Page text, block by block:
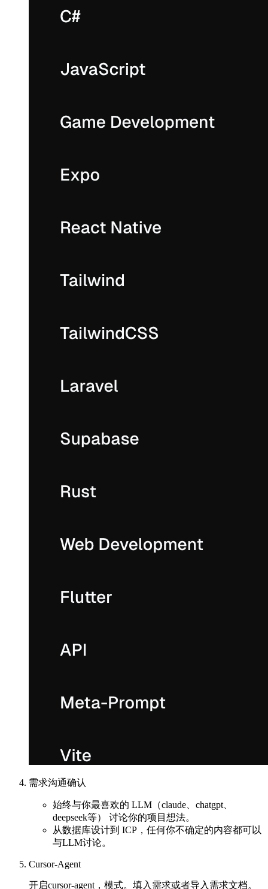
需求沟通确认
始终与你最喜欢的 LLM（claude、chatgpt、
deepseek等） 讨论你的项目想法。
从数据库设计到 ICP，任何你不确定的内容都可以
与LLM讨论。
Cursor-Agent
开启cursor-agent，模式。填入需求或者导入需求文档。